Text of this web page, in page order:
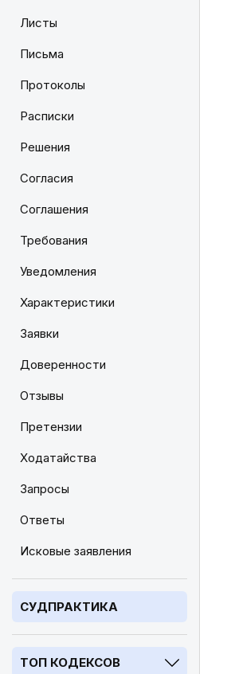
Листы
Письма
Протоколы
Расписки
Решения
Согласия
Соглашения
Требования
Уведомления
Характеристики
Заявки
Доверенности
Отзывы
Претензии
Ходатайства
Запросы
Ответы
Исковые заявления
СУДПРАКТИКА
ТОП КОДЕКСОВ